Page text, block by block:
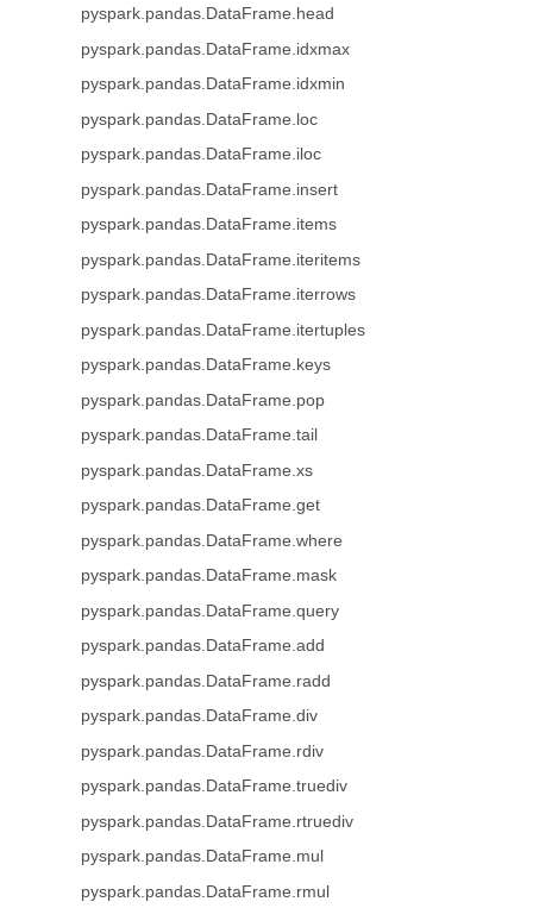
pyspark.pandas.DataFrame.head
pyspark.pandas.DataFrame.idxmax
pyspark.pandas.DataFrame.idxmin
pyspark.pandas.DataFrame.loc
pyspark.pandas.DataFrame.iloc
pyspark.pandas.DataFrame.insert
pyspark.pandas.DataFrame.items
pyspark.pandas.DataFrame.iteritems
pyspark.pandas.DataFrame.iterrows
pyspark.pandas.DataFrame.itertuples
pyspark.pandas.DataFrame.keys
pyspark.pandas.DataFrame.pop
pyspark.pandas.DataFrame.tail
pyspark.pandas.DataFrame.xs
pyspark.pandas.DataFrame.get
pyspark.pandas.DataFrame.where
pyspark.pandas.DataFrame.mask
pyspark.pandas.DataFrame.query
pyspark.pandas.DataFrame.add
pyspark.pandas.DataFrame.radd
pyspark.pandas.DataFrame.div
pyspark.pandas.DataFrame.rdiv
pyspark.pandas.DataFrame.truediv
pyspark.pandas.DataFrame.rtruediv
pyspark.pandas.DataFrame.mul
pyspark.pandas.DataFrame.rmul